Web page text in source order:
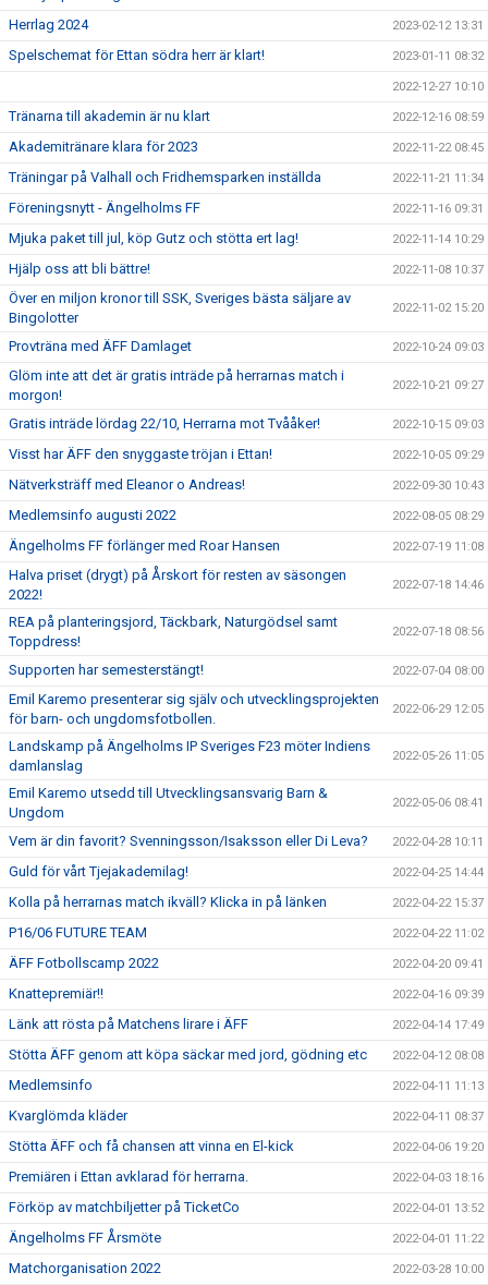
Herrlag 2024 2023-02-12 13:31
Spelschemat för Ettan södra herr är klart! 2023-01-11 08:32
2022-12-27 10:10
Tränarna till akademin är nu klart 2022-12-16 08:59
Akademitränare klara för 2023 2022-11-22 08:45
Träningar på Valhall och Fridhemsparken inställda 2022-11-21 11:34
Föreningsnytt - Ängelholms FF 2022-11-16 09:31
Mjuka paket till jul, köp Gutz och stötta ert lag! 2022-11-14 10:29
Hjälp oss att bli bättre! 2022-11-08 10:37
Över en miljon kronor till SSK, Sveriges bästa säljare av
Bingolotter
2022-11-02 15:20
Provträna med ÄFF Damlaget 2022-10-24 09:03
Glöm inte att det är gratis inträde på herrarnas match i
morgon!
2022-10-21 09:27
Gratis inträde lördag 22/10, Herrarna mot Tvååker! 2022-10-15 09:03
Visst har ÄFF den snyggaste tröjan i Ettan! 2022-10-05 09:29
Nätverksträff med Eleanor o Andreas! 2022-09-30 10:43
Medlemsinfo augusti 2022 2022-08-05 08:29
Ängelholms FF förlänger med Roar Hansen 2022-07-19 11:08
Halva priset (drygt) på Årskort för resten av säsongen
2022!
2022-07-18 14:46
REA på planteringsjord, Täckbark, Naturgödsel samt
Toppdress!
2022-07-18 08:56
Supporten har semesterstängt! 2022-07-04 08:00
Emil Karemo presenterar sig själv och utvecklingsprojekten
för barn- och ungdomsfotbollen.
2022-06-29 12:05
Landskamp på Ängelholms IP Sveriges F23 möter Indiens
damlanslag
2022-05-26 11:05
Emil Karemo utsedd till Utvecklingsansvarig Barn &
Ungdom
2022-05-06 08:41
Vem är din favorit? Svenningsson/Isaksson eller Di Leva? 2022-04-28 10:11
Guld för vårt Tjejakademilag! 2022-04-25 14:44
Kolla på herrarnas match ikväll? Klicka in på länken 2022-04-22 15:37
P16/06 FUTURE TEAM 2022-04-22 11:02
ÄFF Fotbollscamp 2022 2022-04-20 09:41
Knattepremiär!! 2022-04-16 09:39
Länk att rösta på Matchens lirare i ÄFF 2022-04-14 17:49
Stötta ÄFF genom att köpa säckar med jord, gödning etc 2022-04-12 08:08
Medlemsinfo 2022-04-11 11:13
Kvarglömda kläder 2022-04-11 08:37
Stötta ÄFF och få chansen att vinna en El-kick 2022-04-06 19:20
Premiären i Ettan avklarad för herrarna. 2022-04-03 18:16
Förköp av matchbiljetter på TicketCo 2022-04-01 13:52
Ängelholms FF Årsmöte 2022-04-01 11:22
Matchorganisation 2022 2022-03-28 10:00